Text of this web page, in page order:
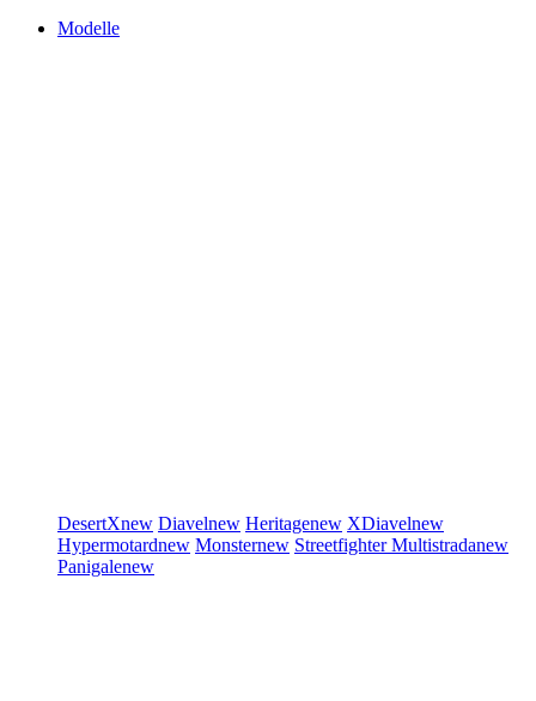
Modelle
DesertXnew Diavelnew Heritagenew XDiavelnew
Hypermotardnew Monsternew StreetfighterMultistradanew
Panigalenew